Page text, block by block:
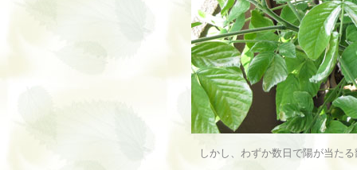
しかし、わずか数日で陽が当た